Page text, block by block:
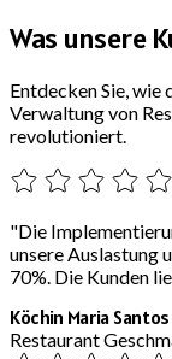
Was unsere
Entdecken Sie,
Verwaltung von
revolutioniert.
"Die
unsere Auslastung
70%. Die Kunden
Köchin Maria Santos
Restaurant